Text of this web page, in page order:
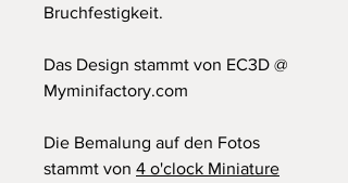
Bruchfestigkeit.
Das Design stammt von EC3D @
Myminifactory.com
Die Bemalung auf den Fotos
stammt von 4 o'clock Miniature